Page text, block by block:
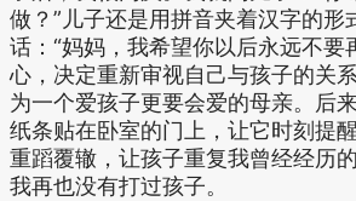
做？”儿子还是用拼音夹着汉字的形
话：“妈妈，我希望你以后永远不要
心，决定重新审视自己与孩子的关
为一个爱孩子更要会爱的母亲。后
纸条贴在卧室的门上，让它时刻提
重蹈覆辙，让孩子重复我曾经经历
我再也没有打过孩子。